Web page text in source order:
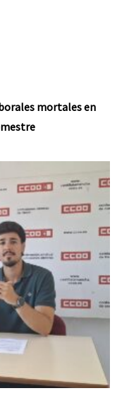
mortales en